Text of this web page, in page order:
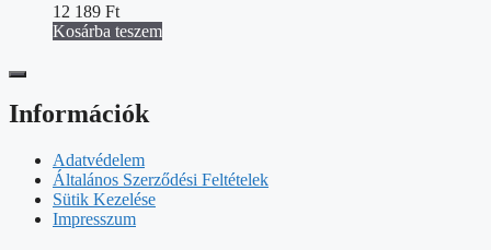
12 189 Ft
Kosárba teszem
Információk
Adatvédelem
Általános Szerződési Feltételek
Sütik Kezelése
Impresszum